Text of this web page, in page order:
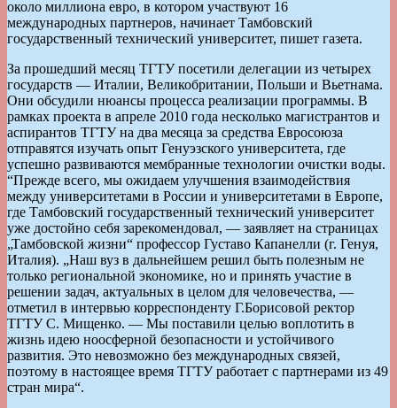
около миллиона евро, в котором участвуют 16
международных партнеров, начинает Тамбовский
государственный технический университет, пишет газета.
За прошедший месяц ТГТУ посетили делегации из четырех
государств — Италии, Великобритании, Польши и Вьетнама.
Они обсудили нюансы процесса реализации программы. В
рамках проекта в апреле 2010 года несколько магистрантов и
аспирантов ТГТУ на два месяца за средства Евросоюза
отправятся изучать опыт Генуэзского университета, где
успешно развиваются мембранные технологии очистки воды.
“Прежде всего, мы ожидаем улучшения взаимодействия
между университетами в России и университетами в Европе,
где Тамбовский государственный технический университет
уже достойно себя зарекомендовал, — заявляет на страницах
„Тамбовской жизни“ профессор Густаво Капанелли (г. Генуя,
Италия). „Наш вуз в дальнейшем решил быть полезным не
только региональной экономике, но и принять участие в
решении задач, актуальных в целом для человечества, —
отметил в интервью корреспонденту Г.Борисовой ректор
ТГТУ С. Мищенко. — Мы поставили целью воплотить в
жизнь идею ноосферной безопасности и устойчивого
развития. Это невозможно без международных связей,
поэтому в настоящее время ТГТУ работает с партнерами из 49
стран мира“.